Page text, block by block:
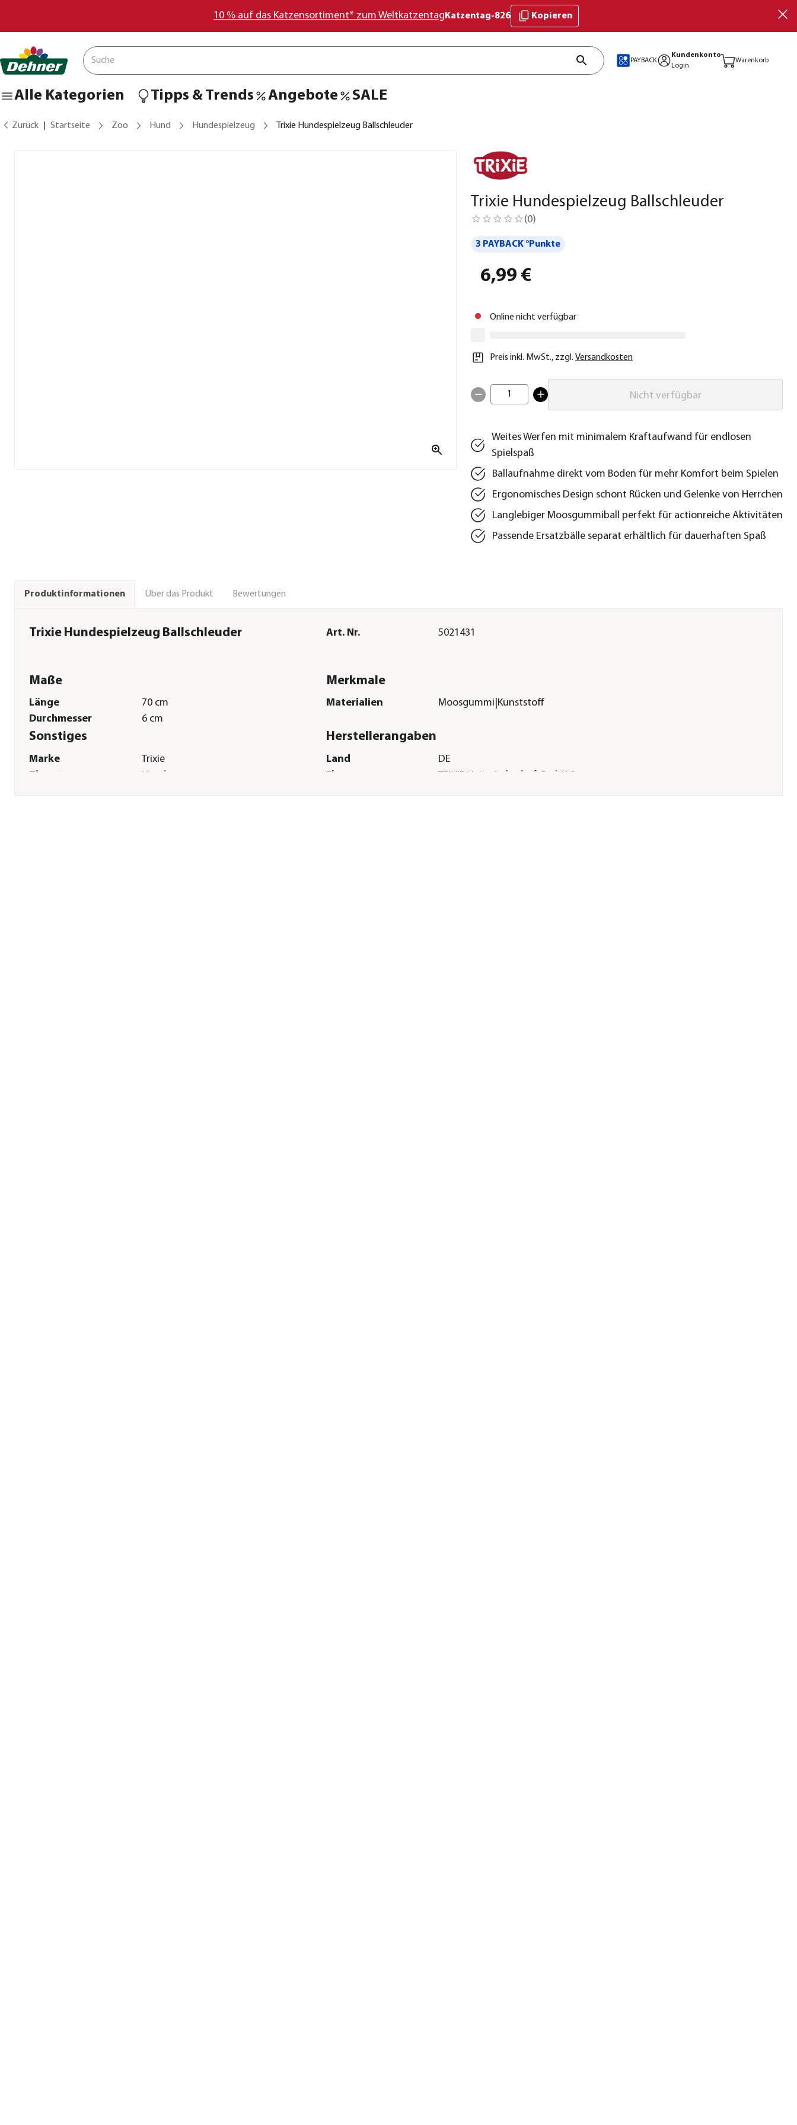
10 % auf das Katzensortiment* zum Weltkatzentag Katzentag-826 Kopieren
PAYBACK
Kundenkonto
Login
Warenkorb
Alle Kategorien Tipps & Trends Angebote SALE
Zurück Startseite Zoo Hund Hundespielzeug Trixie Hundespielzeug Ballschleuder
Trixie Hundespielzeug Ballschleuder
(0)
3 PAYBACK °Punkte
6,99 €
Online nicht verfügbar
Preis inkl. MwSt., zzgl. Versandkosten
1 Nicht verfügbar
Weites Werfen mit minimalem Kraftaufwand für endlosen
Spielspaß
Ballaufnahme direkt vom Boden für mehr Komfort beim Spielen
Ergonomisches Design schont Rücken und Gelenke von Herrchen
Langlebiger Moosgummiball perfekt für actionreiche Aktivitäten
Passende Ersatzbälle separat erhältlich für dauerhaften Spaß
Produktinformationen Über das Produkt Bewertungen
Trixie Hundespielzeug Ballschleuder Art. Nr. 5021431
Maße
Länge
70 cm
Durchmesser
6 cm
Merkmale
Materialien Moosgummi|Kunststoff
Sonstiges
Marke
Trixie
Tierart
Hunde
Herstellerangaben
Land
DE
Firma
TRIXIE Heimtierbedarf GmbH &